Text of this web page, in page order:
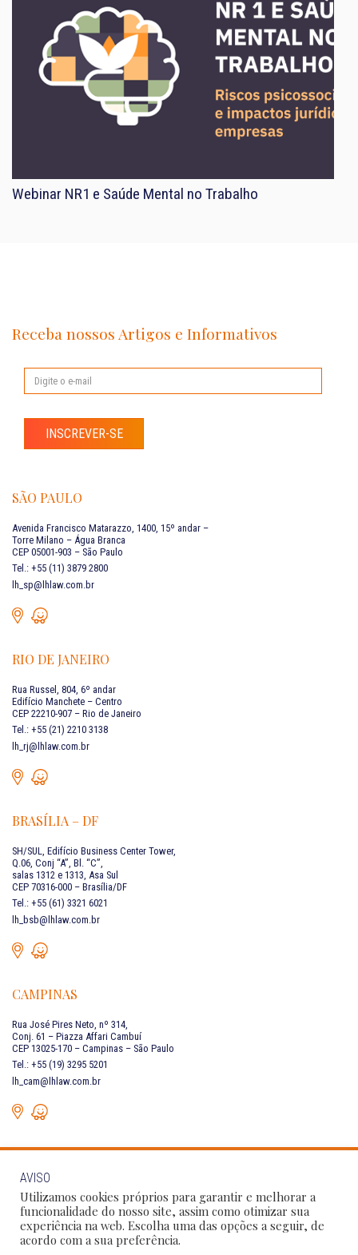
Webinar NR1 e Saúde Mental no Trabalho
Receba nossos Artigos e Informativos
INSCREVER-SE
SÃO PAULO
Avenida Francisco Matarazzo, 1400, 15º andar –
Torre Milano – Água Branca
CEP 05001-903 – São Paulo
Tel.: +55 (11) 3879 2800
lh_sp@lhlaw.com.br
RIO DE JANEIRO
Rua Russel, 804, 6º andar
Edifício Manchete – Centro
CEP 22210-907 – Rio de Janeiro
Tel.: +55 (21) 2210 3138
lh_rj@lhlaw.com.br
BRASÍLIA – DF
SH/SUL, Edifício Business Center Tower,
Q.06, Conj “A”, Bl. “C”,
salas 1312 e 1313, Asa Sul
CEP 70316-000 – Brasília/DF
Tel.: +55 (61) 3321 6021
lh_bsb@lhlaw.com.br
CAMPINAS
Rua José Pires Neto, nº 314,
Conj. 61 – Piazza Affari Cambuí
CEP 13025-170 – Campinas – São Paulo
Tel.: +55 (19) 3295 5201
lh_cam@lhlaw.com.br
FALE CONOSCO
Siga as nossas redes sociais:
AVISO
Utilizamos cookies próprios para garantir e melhorar a
funcionalidade do nosso site, assim como otimizar sua
experiência na web. Escolha uma das opções a seguir, de
acordo com a sua preferência.